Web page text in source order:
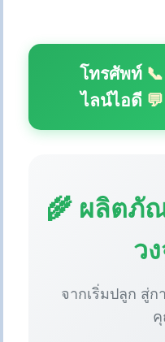
โทรศัพท์
ไลน์ไอดี
🌾 ผลิตภั
ว
จากเริ่มปลูก สู่ก